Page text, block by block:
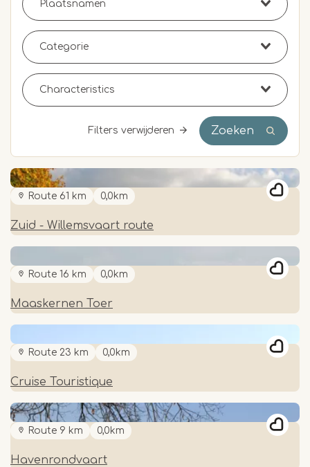
Filters verwijderen Zoeken
Route 61 km 0,0km
Zuid - Willemsvaart route
Route 16 km 0,0km
Maaskernen Toer
Route 23 km 0,0km
Cruise Touristique
Route 9 km 0,0km
Havenrondvaart